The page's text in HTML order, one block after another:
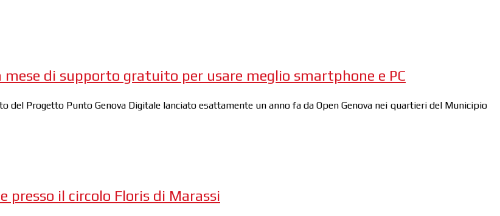
di supporto gratuito per usare meglio smartphone e PC
del Progetto Punto Genova Digitale lanciato esattamente un anno fa da Open Genova nei quartieri del Municipio
il circolo Floris di Marassi